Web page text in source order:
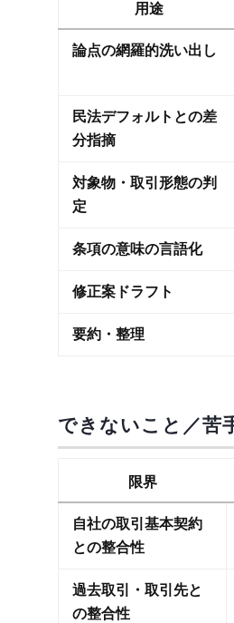
用途
論点の網羅的洗い出し
民法デフォルトとの差
分指摘
対象物・取引形態の判
定
条項の意味の言語化
修正案ドラフト
要約・整理
できないこと／苦
限界
自社の取引基本契約
との整合性
過去取引・取引先と
の整合性